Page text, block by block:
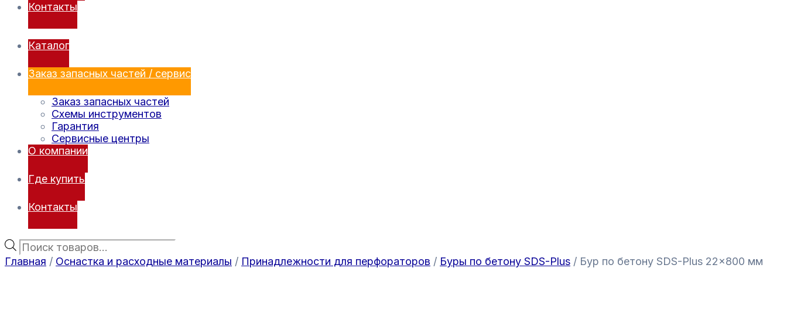
Контакты
Каталог
Заказ запасных частей / сервис
Заказ запасных частей
Схемы инструментов
Гарантия
Сервисные центры
О компании
Где купить
Контакты
Главная / Оснастка и расходные материалы / Принадлежности для перфораторов / Буры по бетону SDS-Plus / Бур по бетону SDS-Plus 22×800 мм